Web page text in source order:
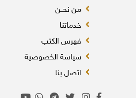
من نحــن
خدماتنا
فهرس الكتب
سياسة الخصوصية
اتصل بنا